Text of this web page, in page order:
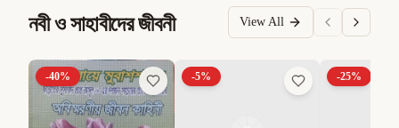
নবী ও সাহাবীদের জীবনী View All
-40% -5% -25%